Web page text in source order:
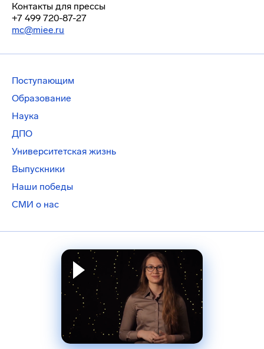
Контакты для прессы
+7 499 720-87-27
mc@miee.ru
Поступающим
Образование
Наука
ДПО
Университетская жизнь
Выпускники
Наши победы
СМИ о нас